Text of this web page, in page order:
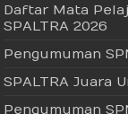
Daftar Mata
SPALTRA 2026
Pengumuman
SPALTRA Juara
Pengumuman